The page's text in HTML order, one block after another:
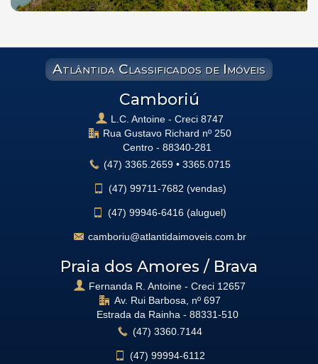
Atlântida Classificados de Imóveis
Camboriú
L.C. Antoine - Creci 8747
Rua Gustavo Richard nº 250
Centro - 88340-281
(47) 3365.2659 • 3365.0715
(47) 99711-7682 (vendas)
(47) 99946-6416 (aluguel)
camboriu@atlantidaimoveis.com.br
Praia dos Amores / Brava
Fernanda R. Antoine - Creci 12657
Av. Rui Barbosa, nº 697
Estrada da Rainha - 88331-510
(47) 3360.7144
(47) 99994-6112